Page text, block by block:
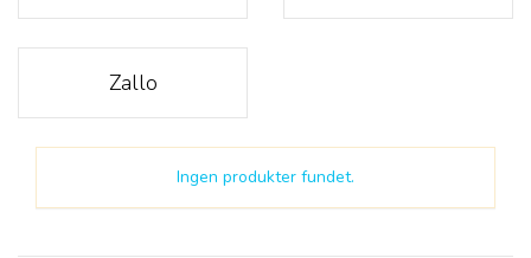
Zallo
Ingen produkter fundet.